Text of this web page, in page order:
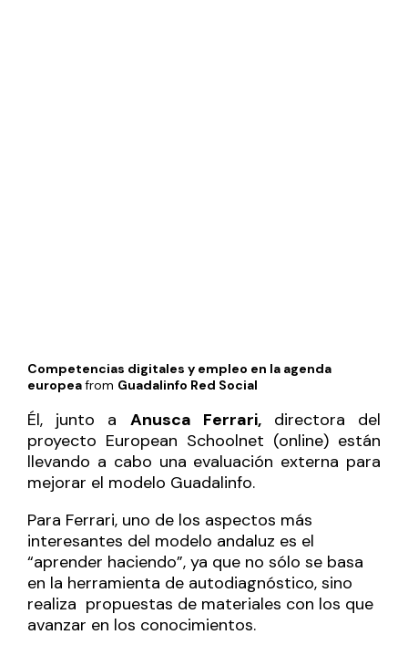
Competencias digitales y empleo en la agenda
europeafrom Guadalinfo Red Social
Él, junto a Anusca Ferrari,directora del
proyecto European Schoolnet (online) están
llevando a cabo una evaluación externa para
mejorar el modelo Guadalinfo.
Para Ferrari, uno de los aspectos más
interesantes del modelo andaluz es el
“aprender haciendo”, ya que no sólo se basa
en la herramienta de autodiagnóstico, sino
realiza propuestas de materiales con los que
avanzar en los conocimientos.